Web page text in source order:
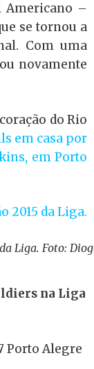
Americano –
se tornou a
Com uma
novamente
do Rio
em casa por
em Porto
Liga. Foto:
na Liga
Porto Alegre